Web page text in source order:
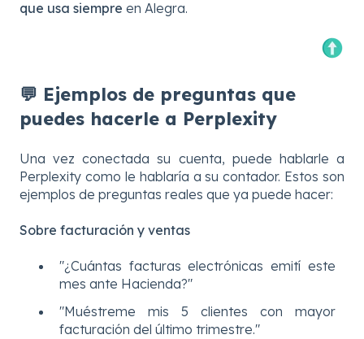
que usa siempre en Alegra.
💬 Ejemplos de preguntas que
puedes hacerle a Perplexity
Una vez conectada su cuenta, puede hablarle a
Perplexity como le hablaría a su contador. Estos son
ejemplos de preguntas reales que ya puede hacer:
Sobre facturación y ventas
"¿Cuántas facturas electrónicas emití este
mes ante Hacienda?"
"Muéstreme mis 5 clientes con mayor
facturación del último trimestre."